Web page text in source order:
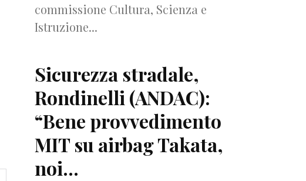
commissione Cultura, Scienza e
Istruzione...
Sicurezza stradale,
Rondinelli (ANDAC):
“Bene provvedimento
MIT su airbag Takata,
noi...